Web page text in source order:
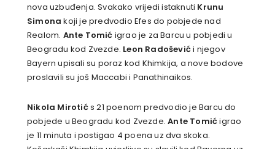
nova uzbuđenja. Svakako vrijedi istaknuti Krunu
Simona koji je predvodio Efes do pobjede nad
Realom. Ante Tomić igrao je za Barcu u pobjedi u
Beogradu kod Zvezde. Leon Radoševići njegov
Bayern upisali su poraz kod Khimkija, a nove bodove
proslavili su još Maccabi i Panathinaikos.
Nikola Mirotićs 21 poenom predvodio je Barcu do
pobjede u Beogradu kod Zvezde.Ante Tomićigrao
je 11 minuta i postigao 4 poena uz dva skoka.